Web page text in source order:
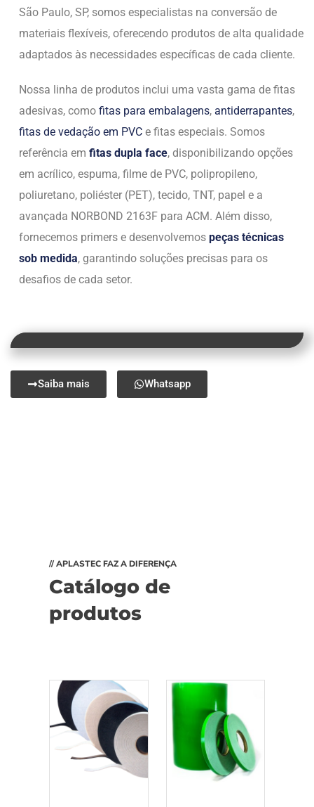
São Paulo, SP, somos especialistas na conversão de
materiais flexíveis, oferecendo produtos de alta qualidade
adaptados às necessidades específicas de cada cliente.
Nossa linha de produtos inclui uma vasta gama de fitas
adesivas, como fitas para embalagens, antiderrapantes,
fitas de vedação em PVC e fitas especiais. Somos
referência em fitas dupla face, disponibilizando opções
em acrílico, espuma, filme de PVC, polipropileno,
poliuretano, poliéster (PET), tecido, TNT, papel e a
avançada NORBOND 2163F para ACM. Além disso,
fornecemos primers e desenvolvemos peças técnicas
sob medida, garantindo soluções precisas para os
desafios de cada setor.
Saiba mais Whatsapp
// APLASTEC FAZ A DIFERENÇA
Catálogo de
produtos